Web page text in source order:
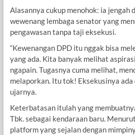
Alasannya cukup menohok: ia jengah
wewenang lembaga senator yang
pengawasan tanpa taji eksekusi.
“Kewenangan DPD itu nggak bisa
yang ada. Kita banyak melihat
ngapain. Tugasnya cuma melihat,
melaporkan. Itu tok! Eksekusinya ada
ujarnya.
Keterbatasan itulah yang
Tbk. sebagai kendaraan baru.
platform yang sejalan dengan